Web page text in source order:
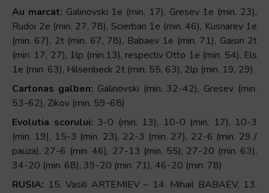
Au marcat: Galinovski 1e (min. 17), Gresev 1e (min. 23),
Rudoi 2e (min. 27, 78), Scierban 1e (min. 46), Kusnarev 1e
(min. 67), 2t (min. 67, 78), Babaev 1e (min. 71), Gaisin 2t
(min. 17, 27), 1lp (min.13), respectiv Otto 1e (min. 54), Els
1e (min. 63), Hilsenbeck 2t (min. 55, 63), 2lp (min. 19, 29)
Cartonas galben: Galinovski (min. 32-42), Gresev (min.
53-62), Zikov (min. 59-68)
Evolutia scorului: 3-0 (min. 13), 10-0 (min. 17), 10-3
(min. 19), 15-3 (min. 23), 22-3 (min. 27), 22-6 (min. 29 /
pauza), 27-6 (min. 46), 27-13 (min. 55), 27-20 (min. 63),
34-20 (min. 68), 39-20 (min. 71), 46-20 (min. 78)
RUSIA: 15. Vasili ARTEMIEV – 14. Mihail BABAEV, 13.